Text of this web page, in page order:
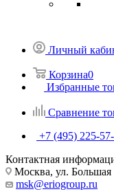
Личный
Корзина0
Избранные
Сравнение
+7 (495) 225-57-
Контактная
Москва, ул. Большая
msk@eriogroup.ru